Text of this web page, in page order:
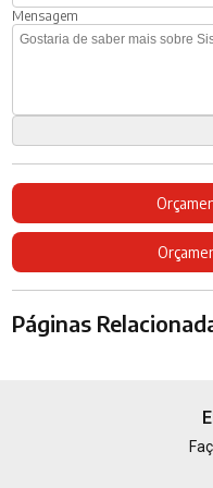
Mensagem
Páginas